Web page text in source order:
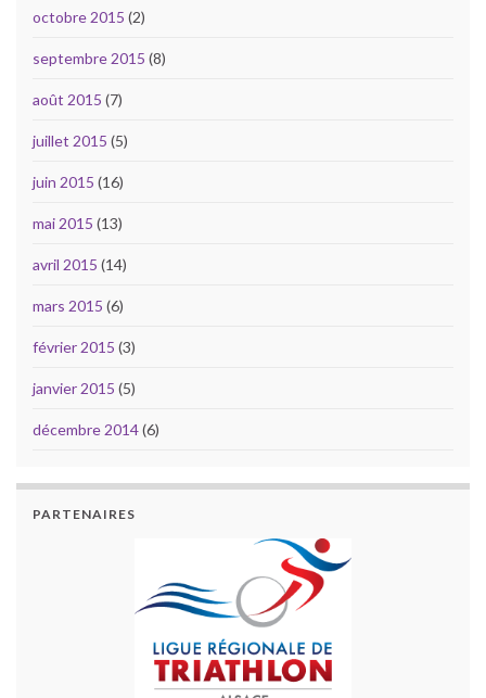
octobre 2015 (2)
septembre 2015 (8)
août 2015 (7)
juillet 2015 (5)
juin 2015 (16)
mai 2015 (13)
avril 2015 (14)
mars 2015 (6)
février 2015 (3)
janvier 2015 (5)
décembre 2014(6)
PARTENAIRES